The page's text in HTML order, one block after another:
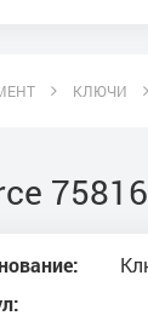
КЛЮЧИ